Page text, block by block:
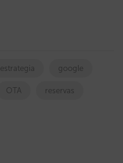
estrategia google
OTA reservas